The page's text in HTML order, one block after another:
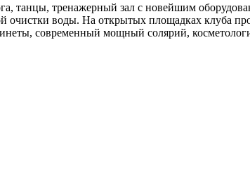
танцы, тренажерный зал с новейшим
очистки воды. На открытых площадках клуба
современный мощный солярий,